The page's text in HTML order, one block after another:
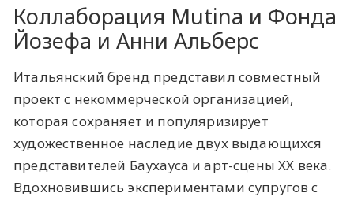
Коллаборация Mutina и Фонда
Йозефа и Анни Альберс
Итальянский бренд представил совместный
проект с некоммерческой организацией,
которая сохраняет и популяризирует
художественное наследие двух выдающихся
представителей Баухауса и арт-сцены XX века.
Вдохновившись экспериментами супругов с